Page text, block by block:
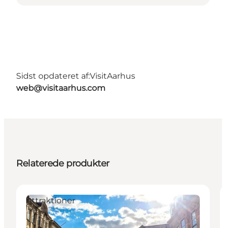
Sidst opdateret af:VisitAarhus
web@visitaarhus.com
Relaterede produkter
Attraktioner